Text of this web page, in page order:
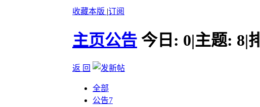
收藏本版 |订阅
主页公告 今日: 0|主题: 8|
返 回
全部
公告7